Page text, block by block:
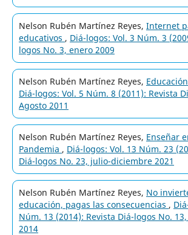
Nelson Rubén Martínez Reyes, Internet
educativos , Diá-logos: Vol. 3 Núm. 3
logos No. 3, enero 2009
Nelson Rubén Martínez Reyes,
Diá-logos: Vol. 5 Núm. 8 (2011): Revista
Agosto 2011
Nelson Rubén Martínez Reyes, Enseñar
Pandemia , Diá-logos: Vol. 13 Núm. 23
Diá-logos No. 23, julio-diciembre 2021
Nelson Rubén Martínez Reyes, No
educación, pagas las consecuencias ,
Núm. 13 (2014): Revista Diá-logos No.
2014